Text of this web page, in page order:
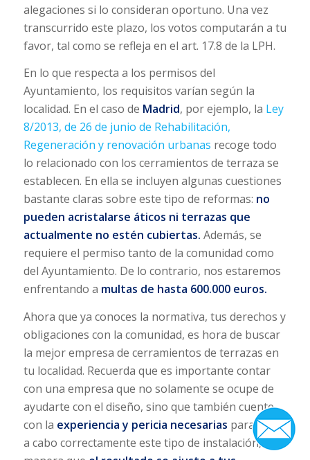
alegaciones si lo consideran oportuno. Una vez
transcurrido este plazo, los votos computarán a tu
favor, tal como se refleja en el art. 17.8 de la LPH.
En lo que respecta a los permisos del
Ayuntamiento, los requisitos varían según la
localidad. En el caso de Madrid, por ejemplo, la Ley
8/2013, de 26 de junio de Rehabilitación,
Regeneración y renovación urbanas recoge todo
lo relacionado con los cerramientos de terraza se
establecen. En ella se incluyen algunas cuestiones
bastante claras sobre este tipo de reformas: no
pueden acristalarse áticos ni terrazas que
actualmente no estén cubiertas. Además, se
requiere el permiso tanto de la comunidad como
del Ayuntamiento. De lo contrario, nos estaremos
enfrentando a multas de hasta 600.000 euros.
Ahora que ya conoces la normativa, tus derechos y
obligaciones con la comunidad, es hora de buscar
la mejor empresa de cerramientos de terrazas en
tu localidad. Recuerda que es importante contar
con una empresa que no solamente se ocupe de
ayudarte con el diseño, sino que también cuente
con la experiencia y pericia necesarias para llevar
a cabo correctamente este tipo de instalación, de